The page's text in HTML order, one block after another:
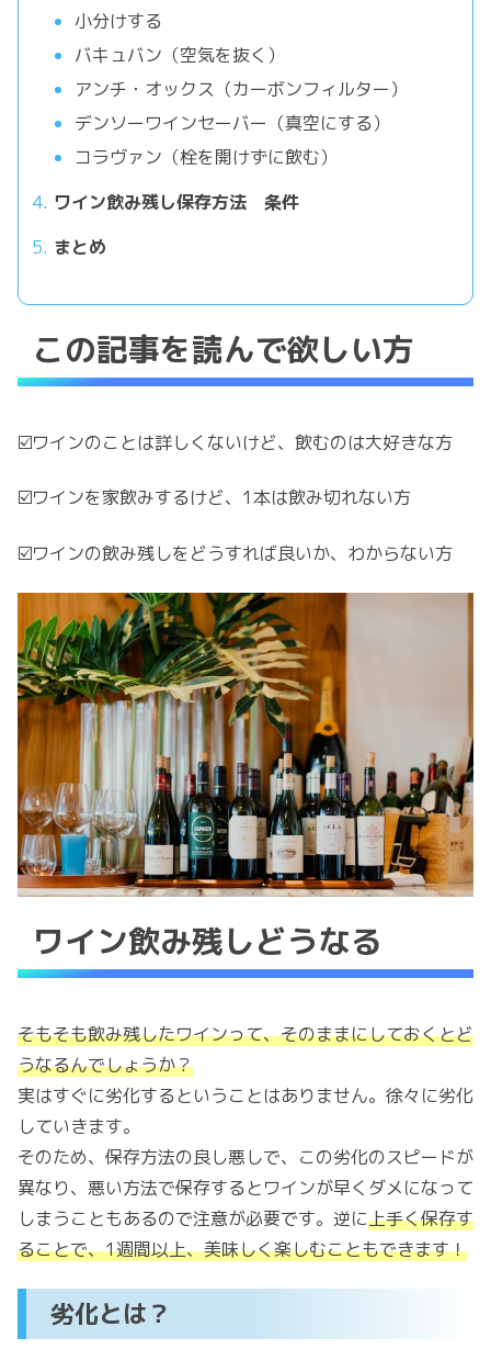
小分けする
バキュバン（空気を抜く）
アンチ・オックス（カーボンフィルター）
デンソーワインセーバー（真空にする）
コラヴァン（栓を開けずに飲む）
ワイン飲み残し保存方法 条件
まとめ
この記事を読んで欲しい方
☑️ワインのことは詳しくないけど、飲むのは大好きな方
☑️ワインを家飲みするけど、1本は飲み切れない方
☑️ワインの飲み残しをどうすれば良いか、わからない方
ワイン飲み残しどうなる
そもそも飲み残したワインって、そのままにしておくとど
うなるんでしょうか？
実はすぐに劣化するということはありません。徐々に劣化
していきます。
そのため、保存方法の良し悪しで、この劣化のスピードが
異なり、悪い方法で保存するとワインが早くダメになって
しまうこともあるので注意が必要です。逆に上手く保存す
ることで、1週間以上、美味しく楽しむこともできます！
劣化とは？